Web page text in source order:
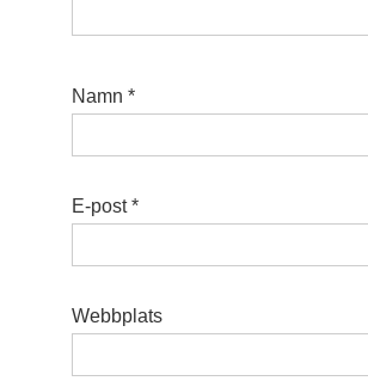
Namn *
E-post *
Webbplats